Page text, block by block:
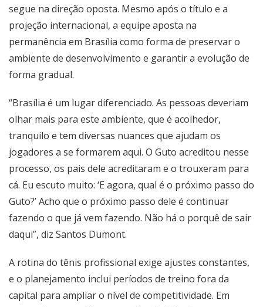
segue na direção oposta. Mesmo após o título e a
projeção internacional, a equipe aposta na
permanência em Brasília como forma de preservar o
ambiente de desenvolvimento e garantir a evolução de
forma gradual.
“Brasília é um lugar diferenciado. As pessoas deveriam
olhar mais para este ambiente, que é acolhedor,
tranquilo e tem diversas nuances que ajudam os
jogadores a se formarem aqui. O Guto acreditou nesse
processo, os pais dele acreditaram e o trouxeram para
cá. Eu escuto muito: ‘E agora, qual é o próximo passo do
Guto?’ Acho que o próximo passo dele é continuar
fazendo o que já vem fazendo. Não há o porquê de sair
daqui”, diz Santos Dumont.
A rotina do tênis profissional exige ajustes constantes,
e o planejamento inclui períodos de treino fora da
capital para ampliar o nível de competitividade. Em